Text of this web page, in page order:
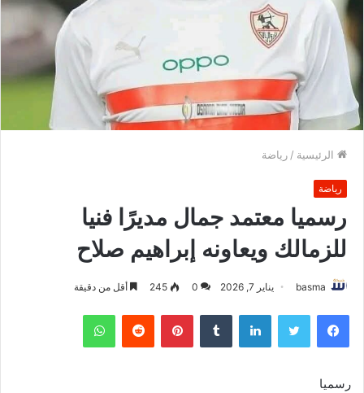
الرئيسية / رياضة
رياضة
رسميا معتمد جمال مديرًا فنيا
للزمالك ويعاونه إبراهيم صلاح
basma يناير 7, 2026 0
245 أقل من دقيقة
فيسبوك تويتر لينكدإن بينتيريست واتساب
رسميا